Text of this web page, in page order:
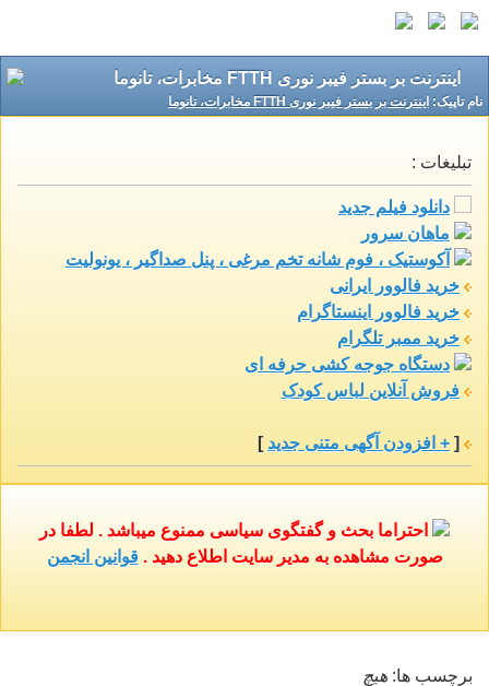
اینترنت بر بستر فیبر نوری FTTH مخابرات، تانوما
نام تاپيک: اینترنت بر بستر فیبر نوری FTTH مخابرات، تانوما
تبلیغات :
دانلود فیلم جدید
ماهان سرور
آکوستیک ، فوم شانه تخم مرغی ، پنل صداگیر ، یونولیت
خرید فالوور ایرانی
خرید فالوور اینستاگرام
خرید ممبر تلگرام
دستگاه جوجه کشی حرفه ای
فروش آنلاین لباس کودک
[ + افزودن آگهی متنی جدید ]
احتراما بحث و گفتگوی سیاسی ممنوع میباشد . لطفا در
صورت مشاهده به مدیر سایت اطلاع دهید .قوانین انجمن
برچسب ها: هيچ